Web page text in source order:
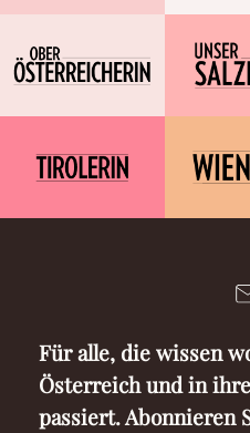
Für alle, die wissen
Österreich und in
passiert. Abonnieren